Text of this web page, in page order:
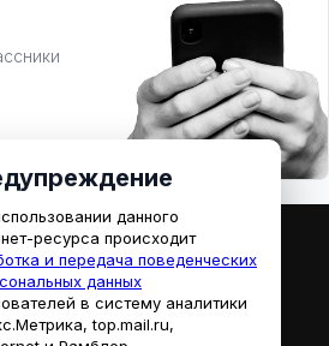
АфишаКино
reklama@mediaryazan.ru
данного
ресурса происходит
и передача поведенческих
данных
в систему аналитики
top.mail.ru,